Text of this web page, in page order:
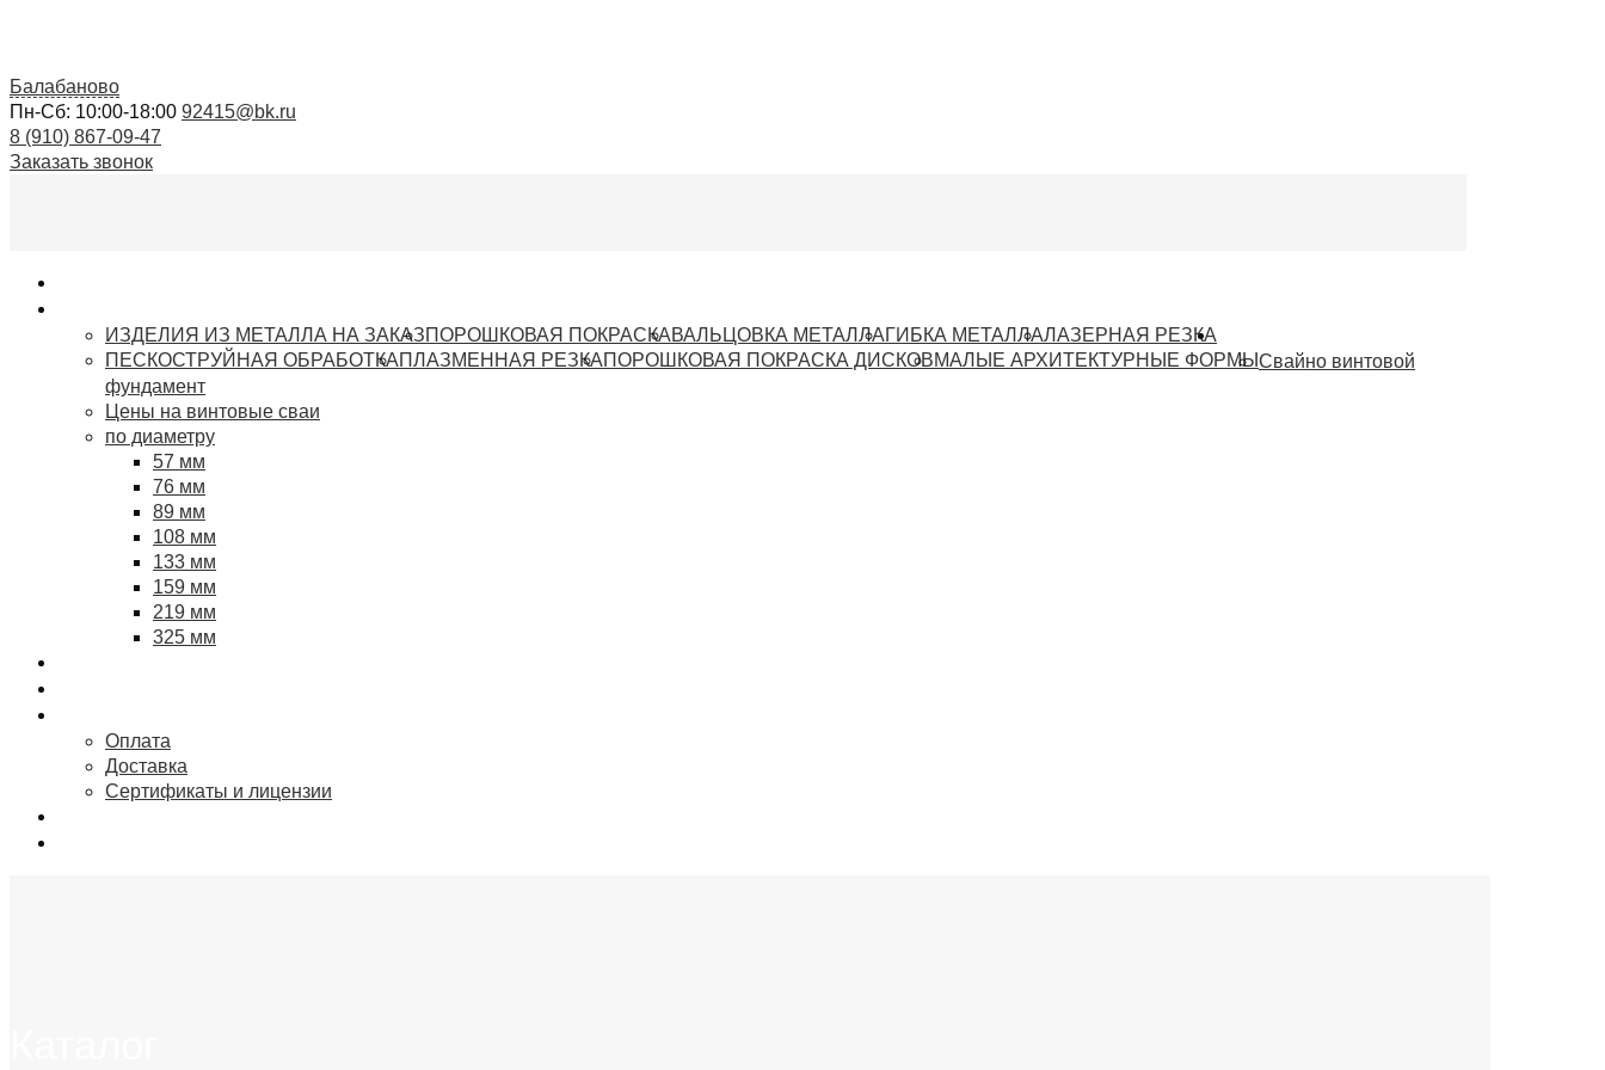
Балабаново
Пн-Сб: 10:00-18:00 92415@bk.ru
8 (910) 867-09-47
Заказать звонок
ИЗДЕЛИЯ ИЗ МЕТАЛЛА НА ЗАКАЗПОРОШКОВАЯ ПОКРАСКАВАЛЬЦОВКА МЕТАЛЛАГИБКА МЕТАЛЛАЛАЗЕРНАЯ РЕЗКА
ПЕСКОСТРУЙНАЯ ОБРАБОТКАПЛАЗМЕННАЯ РЕЗКАПОРОШКОВАЯ ПОКРАСКА ДИСКОВМАЛЫЕ АРХИТЕКТУРНЫЕ ФОРМЫ Свайно винтовой
фундамент
Цены на винтовые сваи
по диаметру
57 мм
76 мм
89 мм
108 мм
133 мм
159 мм
219 мм
325 мм
Оплата
Доставка
Сертификаты и лицензии